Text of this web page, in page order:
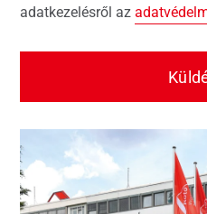
adatkezelésről az